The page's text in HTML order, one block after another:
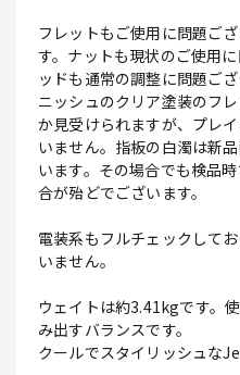
フレットもご使用に問題ご
す。ナットも現状のご使用
ッドも通常の調整に問題ご
ニッシュのクリア塗装のフ
か見受けられますが、プレ
いません。指板の白濁は新
います。その場合でも検品
合が殆どでございます。
電装系もフルチェックして
いません。
ウェイトは約3.41kgです。
み出すバランスです。
クールでスタイリッシュな